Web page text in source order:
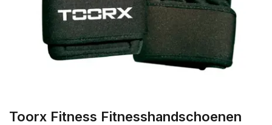
Toorx Fitness Fitnesshandschoenen